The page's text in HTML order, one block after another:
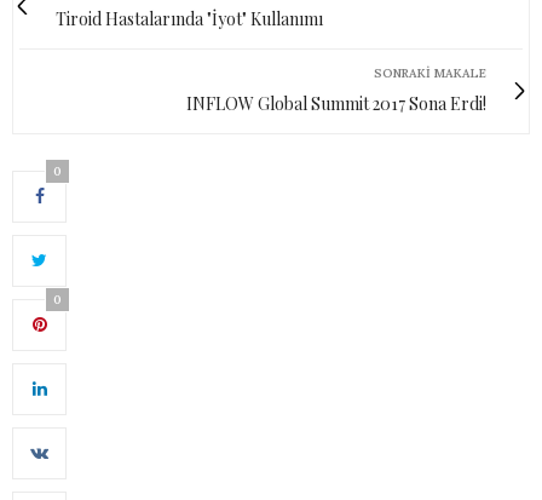
Tiroid Hastalarında "İyot" Kullanımı
SONRAKI MAKALE
INFLOW Global Summit 2017 Sona Erdi!
0
0